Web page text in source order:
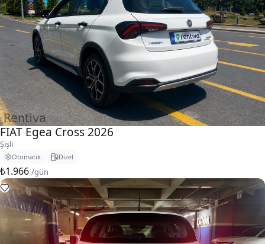
FIAT Egea Cross 2026
Şişli
Otomatik Dizel
₺1.966 /gün